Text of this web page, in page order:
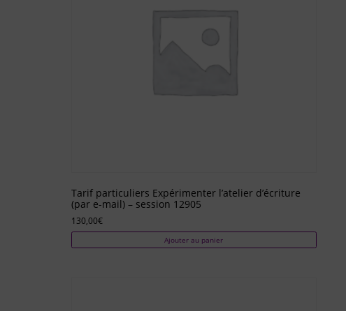
Tarif particuliers Expérimenter l’atelier d’écriture
(par e-mail) – session 12905
130,00€
Ajouter au panier